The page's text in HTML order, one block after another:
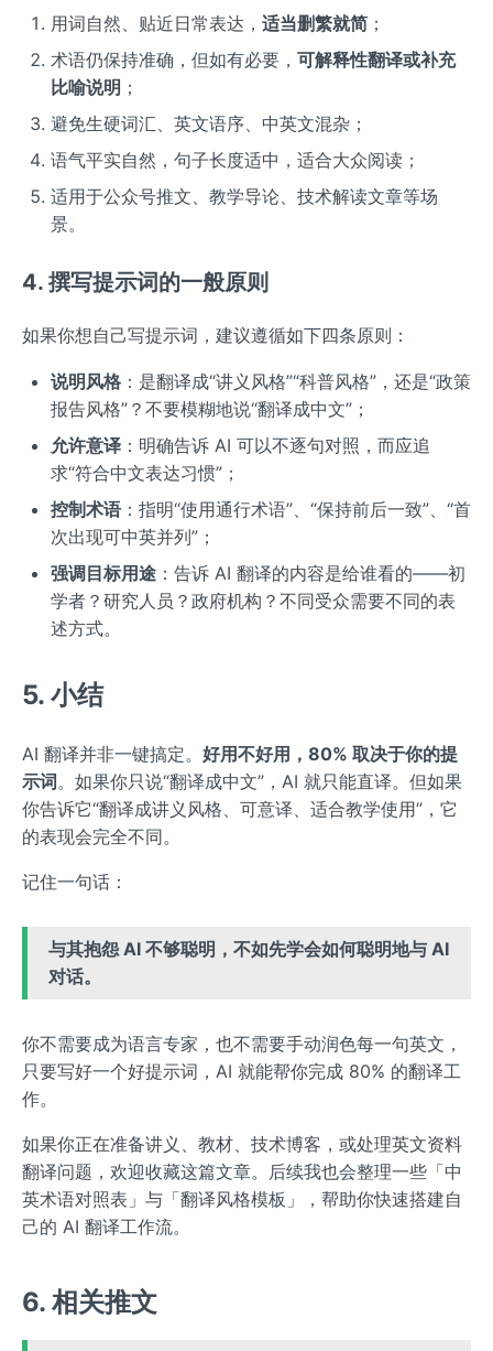
用词自然、贴近日常表达， 适当删繁就简；
术语仍保持准确，但如有必要， 可解释性翻译或补充
比喻说明 ；
避免生硬词汇、英文语序、中英文混杂；
语气平实自然，句子长度适中，适合大众阅读；
适用于公众号推文、教学导论、技术解读文章等场
景。
4. 撰写提示词的一般原则
如果你想自己写提示词，建议遵循如下四条原则：
说明风格：是翻译成“讲义风格”“科普风格”，还是“政策
报告风格”？不要模糊地说“翻译成中文”；
允许意译：明确告诉 AI 可以不逐句对照，而应追
求“符合中文表达习惯”；
控制术语：指明“使用通行术语”、“保持前后一致”、“首
次出现可中英并列”；
强调目标用途：告诉 AI 翻译的内容是给谁看的——初
学者？研究人员？政府机构？不同受众需要不同的表
述方式。
5. 小结
AI 翻译并非一键搞定。 好用不好用，80% 取决于你的提
示词。如果你只说“翻译成中文”，AI 就只能直译。但如果
你告诉它“翻译成讲义风格、可意译、适合教学使用”，它
的表现会完全不同。
记住一句话：
与其抱怨 AI 不够聪明，不如先学会如何聪明地与 AI
对话。
你不需要成为语言专家，也不需要手动润色每一句英文，
只要写好一个好提示词，AI 就能帮你完成 80% 的翻译工
作。
如果你正在准备讲义、教材、技术博客，或处理英文资料
翻译问题，欢迎收藏这篇文章。后续我也会整理一些「中
英术语对照表」与「翻译风格模板」，帮助你快速搭建自
己的 AI 翻译工作流。
6. 相关推文